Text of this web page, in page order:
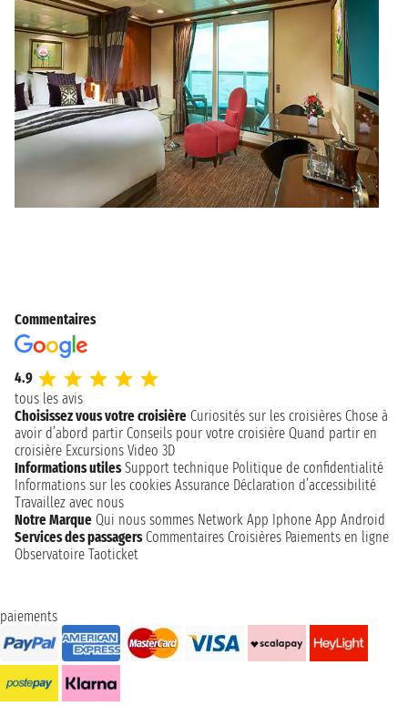
Commentaires
4.9
tous les avis
Choisissez vous votre croisière Curiosités sur les croisières Chose à
avoir d’abord partir Conseils pour votre croisière Quand partir en
croisière Excursions Video 3D
Informations utiles Support technique Politique de confidentialité
Informations sur les cookies Assurance Déclaration d’accessibilité
Travaillez avec nous
Notre Marque Qui nous sommes Network App Iphone App Android
Services des passagers Commentaires Croisières Paiements en ligne
Observatoire Taoticket
paiements